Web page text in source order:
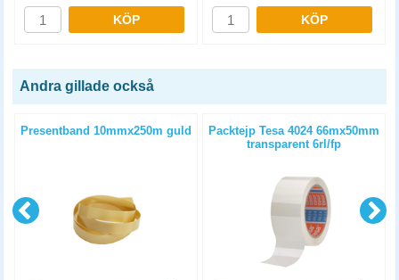
KÖP KÖP
Andra gillade också
Presentband 10mmx250m guld
Packtejp Tesa 4024 66mx50mm
transparent 6rl/fp